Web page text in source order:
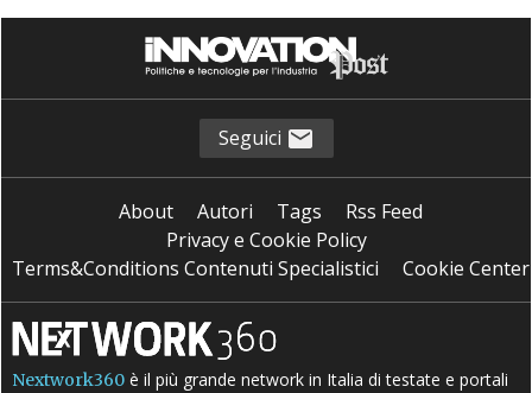
Seguici
About Autori Tags
Rss Feed
Privacy e Cookie Policy
Terms&Conditions Contenuti Specialistici
Cookie Center
Nextwork360 è il più grande network in Italia di testate e portali